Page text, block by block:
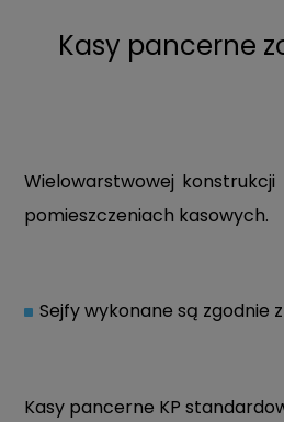
Kasy pancerne
Wielowarstwowej
pomieszczeniach kasowych.
Sejfy wykonane są zgodnie z
Kasy pancerne KP